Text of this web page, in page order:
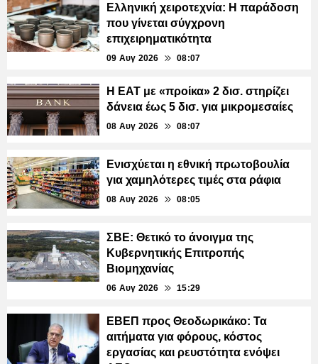
Ελληνική χειροτεχνία: Η παράδοση
που γίνεται σύγχρονη
επιχειρηματικότητα
09 Αυγ 2026 08:07
Η ΕΑΤ με «προίκα» 2 δισ. στηρίζει
δάνεια έως 5 δισ. για μικρομεσαίες
08 Αυγ 2026 08:07
Ενισχύεται η εθνική πρωτοβουλία
για χαμηλότερες τιμές στα ράφια
08 Αυγ 2026 08:05
ΣΒΕ: Θετικό το άνοιγμα της
Κυβερνητικής Επιτροπής
Βιομηχανίας
06 Αυγ 2026 15:29
ΕΒΕΠ προς Θεοδωρικάκο: Τα
αιτήματα για φόρους, κόστος
εργασίας και ρευστότητα ενόψει